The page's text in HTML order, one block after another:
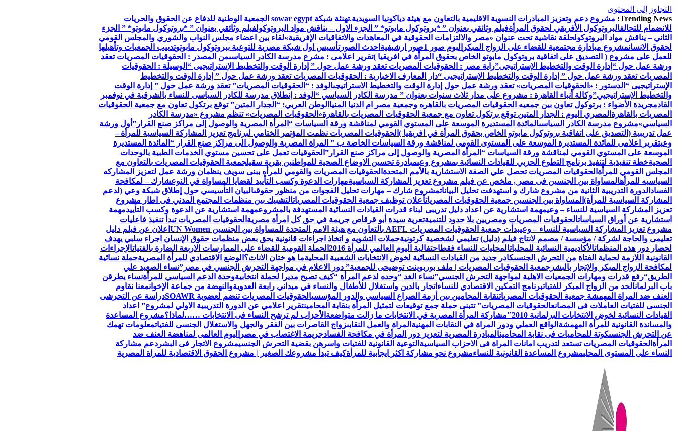
التجاوز إلى المحتوى
Trending News: مشروع دعم وتعزيز المبادرات النسوية الاقليمية بالتعاون مع هيئة دياكونيا السويدية.
تهنئة شبكة sowar egypt الجمعية الوطنية للدفاع عن الحقوق والحريات
للانضمام للتحالفالبروتوكول الأفريقي لحقوق المرأةفيلم وثائقي بعنوان ” *بروتوكول مابوتو* ” الجزء الاول – يناقش مواد البروتوكولفيلم وثائقي بعنوان ” *بروتوكول مابوتو* ” الجزء
الثاني – يناقش مواد البروتوكولحلقة نقاشية تحت عنوان «مصر والالتزامات الحقوقية في المعاهدات والاتفاقيات الإفريقية»لقاء بين اعضاء مجلس النواب والشوري والمجلس القومي
لحقوق الانسانمشروع مبادارة مجتمعية للقضاء على الزواج المبكر البوم صور 1 صور ارشيفية احدث الصورتأسيس اول شبكة مصرية للتوعية ببروتوكول مابوتوتدىيب الجمعيات وتأهيلها
للعمل على مشروع ( التصديق على اتفاقية بروتوكول مابوتو الخاص بحقوق المرأة في افريقيا )تقرير اعلامى : مشرع مدرسة الكادر السياسىمن المصدر : الحقوقيات المصريات تعقد
ورشة عمل حول “إدارة الوقت والتخطيط الإستراتيجى”راية مصر : الحقوقيات المصريات تعقد ورشة عمل حول ” إدارة الوقت والتخطيط الإستراتيجيى “ الوسيلة : الحقوقيات
المصريات تعقد ورشة عمل حول ” إدارة الوقت والتخطيط الإستراتيجيى “دار المعارف الاخبارية : الحقوقيات المصريات تعقد ورشة عمل حول ” إدارة الوقت والتخطيط
الإستراتيجيى “ الدستور : «الحقوقيات المصريات» تعقد ورشة عمل حول إدارة الوقت والتخطيط الاستراتيجىالوفد : “الحقوقيات المصريات” تعقد ورشة عمل حول ” إدارة الوقت
والتخطيط الإستراتيجيي”وكالة أنباء القاهرة : مشروع على مدار ثلاث سنوات بعنوان ” مدرسة الكادر السياسي “ الوفد : إنطلاق مدرسة للكادر السياسى للنساء بالشرقية في نوفمبر
القادمجريدة الأضواء : برتوكول تعاون بين جمعيه الحقوقيات المصريات بالقاهره وجمعية مصر ام الدنيا المنيا الوطن العربي: “الجدار المتين” توقع برتكول تعاون مع جمعية الحقوقيات
المصريات بالقاهرة المصري اليوم : الجدار المتين توقع برتكول تعاون مع جمعية الحقوقيات المصريات بالقاهرة«الحقوقيات المصريات» تنظم مشروع «مدرسة الكادر
السياسي»مشروع مدرسة الكادر السياسىالمائدة المستديرة الموسعة على المستوي القومي لمناقشة ورقة السياسات “المرأة المصرية والوصول إلى مراكز صنع القرار” أول ورشة
عمل تدريبية (التصديق على اتفاقية بروتوكول مابوتو الخاص بحقوق المرأة في افريقيا ) الحقوقيات المصريات نظمت المؤتمر الختامي لبرنامج تعزيز المشاركة السياسية للمرأة –
وعيتقرير اعلامى للمائدة المستديرة الموسعة على المستوى القومى لمناقشة ورقة السياسات الخاصة ب ” المراة المصرية والوصول الى مراكز صنع القرار “ المائدة المستديرة
الموسعة على المستوي القومي لمناقشة ورقة السياسات “المرأة المصرية والوصول إلى مراكز صنع القرار” الحقوقيات تعمل على تحسين مستوي الخدمات الطبية بالوحدات
الصحيةخطة تنفيذية لتنفيذ برنامج التطوع الحزبي للقيادات النسائية بمشروع وعيمبادرة تحسين الاوضاع الصحية للمواطنين بقرية سقيلجمعية الحقوقيات المصريات بالتعاون مع
المجلس القومي للمرأة الحقوقيات المصريات تحصل علي الصفة الاستشارية بالأمم المتحدة الحقوقيات المصريات والقومي للمرأه ببنى سويف ينظمان ورشة عمل لتعزيز المشاركه
السياسيه للمرأهالمساواة بين الجنسين فى مصر , ملخص عن فيلم مشروع تعزيز المشاركة السياسيةمهارات الدعوة وكسب التأييد لقضايا المساواة في النوعشارك – لمكافحة
الفساد الدورة التدريبية الثانية من مشروع شارك و استهدفت تحليل البياناتمشروع شارك – مهارات تحليل الفجوات من منظور حقوقىالبيان التأسيسي حول إطلاق شبكة وعي (لدعم
المشاركة السياسية للمرأة) المساواة بين الجنسين جمعية الحقوقيات المصرياتأعلان توظيف جمعية الحقوقيات المصرياتالتشبيك بين منظمات المجتمع المدني فى اطار مشروع
تعزيز المشاركة السياسية للنساء – وعيمهمة استشارية عن اعداد دليل تدريبى لبناء قدرات القيادات النسائية المستهدفة بالمشروعمهمة استشارية عن الدعوة وكسب التأييدمهمة
استشارية عن أوراق السياساتالحقوقيات المصريات ومصريين بلا حدود للتنميةتعرية سيدة أبو قرقاص جريمة في حق كل امرأة مصرية الحقوقيات المصريات تبدأ تنفيذ فاعليات
مشروع تعزيز المشاركة السياسية للنساء – وعيبدأت جمعية الحقوقيات المصريات AEFL بالتعاون مع هيئة الامم المتحدة للمساواة بين الجنسين UN Women
اعلان عن فيلم دليل
تعليمى والحاجة لشركة / مؤسسة / مصمم لانتاج فيلم (دليل) تعليمي لشخصية كرتونيةحملات التشويه و اتخاذ اجراءات قانونية بحق بعض منظمات حقوق الإنسان اجراء سلبي يهدف
لحصار دور هذه المنظماتالأكاديمية النسائية للمحلياتالمحليات للنساء فقطاحتفالية اليوم العالمي للمرأة 2016 الحملة القومية للقضاء على الممارسات الاربعة الضارة بالفتياتالإجراءات
القانونية اللازمة لحماية الفتاة من التحرش الجنسىكادر جديد من القيادات النسائية لخوض الانتخابات الشعبية المحليةما هو ختان الاناث؟ الوضع الاقتصادي للمرأة المصريةحملة نسائية
لمكافحة الزواج المبكر والإتجار بالبشر جمعية الحقوقيات المصريات | ملف بوربوينت توضيحى للجمعية” دور الاعلام في مواجهة التحرش الجنسي في مصر”نساء الصعيد علي
الطريق“رفع قدرات ومهارات الجمعيات الاهلية لمواجهة التحرش الجنسي”نساء الغد “وحده لدعم المرأة “كيف تصبح مديرا لحملة انتخابيةوحدة الدعم السياسي للمرأةنساء يطرقن
باب البرلمانالحد من الزواج المبكر للفتياتبرنامج التمكين الاقتصادي للنساء اتجار بالدين واستغلال للأطفال والنساء في ميداني رابعة العدويةوالنهضة من جماعة الإخوانمعنا نقاوم
العنف ضد المراة المهمشة جمعية الحقوقيات المصرياتنقابة المحامين بين أزمة الصراع السياسي والدور المؤسسيالحقوقيات المصريات تنضم لعضوية SOAWR
دراسة عن التحرشى
الجنسى للفتيات العاملات فى المصانعالحقوقيات المصريات” تتبنى حملة جمع توقيعات لتمثيل المرأة بنقابة المحامينتقرير اعلامي عن الدورة التدريبية الاولي لمشروع” اعداد
القيادات النسائية لخوض الانتخابات البرلمانية 2010″
مشاركة المرأة المصرية في الانتخابات ما زالت متواضعة الأحزاب لم ترشح النساء فى الانتخابات ……لماذا؟مشروع المساعدة
والمساندة القانونية للمرأة المهمشة الواقع العملي ودور المراة في النقابات المهنية المراة والعمل النقابىزواج القاصرات بين الفقر والجهل والاستغلال الجنسى للفتياتمعلومات تهمك
عن التحرش الجنسىكوتة للمحاميات فى نقابة المحامينالمبادرة المصرية لتعزيز دور المرأة في مكافحة الفسادجريمة الاغتصاب في مصر اليوم العالمى لمناهضة العنف ضد
المرأة الحقوقيات المصريات تستعد لتدريب امانات المراة فى الاحزاب السياسية التوعية القانونية للفتيات واسرهن بقضية التحرش الجنسيمشروع الاتجار فى البشر دعم مشاركة
النساء على المستوى المحليمشروع المساعدة القانونية للنساءمشروع نحو مشاركة اكثر ايجابية للمرأةكيف تبدأ مشروعك الصغير | مشروع الحقوق الاقتصادية للمراة المصرية